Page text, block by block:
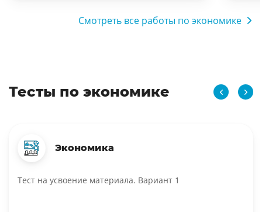
Смотреть все работы по экономике
Тесты по экономике
Экономика
Тест на усвоение материала. Вариант 1